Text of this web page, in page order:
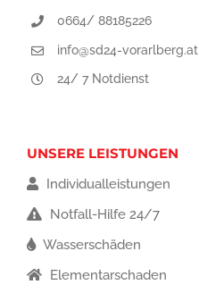
0664/ 88185226
info@sd24-vorarlberg.at
24/ 7 Notdienst
UNSERE LEISTUNGEN
Individualleistungen
Notfall-Hilfe 24/7
Wasserschäden
Elementarschaden